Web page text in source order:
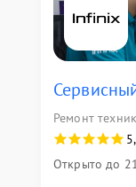
Ремонт
Открыто до